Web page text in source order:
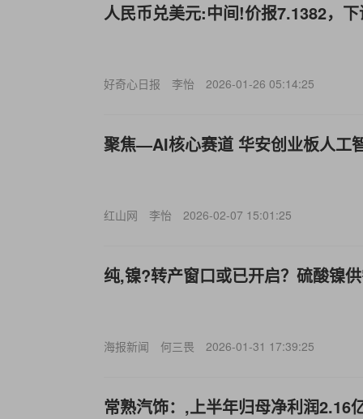
人民币兑美元:中间!价报7.1382，
好奇心日报 李怡 2026-01-26 05:14:25
聚焦—AI核心赛道 华安创业板人工
红山网 李怡 2026-02-07 15:01:25
纯,镍?转产窗口或已开启？硫酸镍
海报新闻 何三畏 2026-01-31 17:39:25
常熟汽饰：,上半年归母净利润2.16